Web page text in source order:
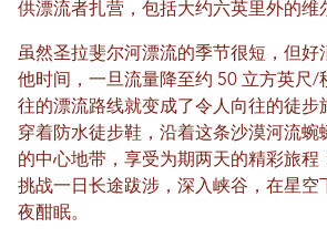
供漂流者扎营，包括大约六英里外的维
虽然圣拉斐尔河漂流的季节很短，但好
他时间，一旦流量降至约 50 立方英尺/
往的漂流路线就变成了令人向往的徒步
穿着防水徒步鞋，沿着这条沙漠河流蜿
的中心地带，享受为期两天的精彩旅程
挑战一日长途跋涉，深入峡谷，在星空
夜酣眠。